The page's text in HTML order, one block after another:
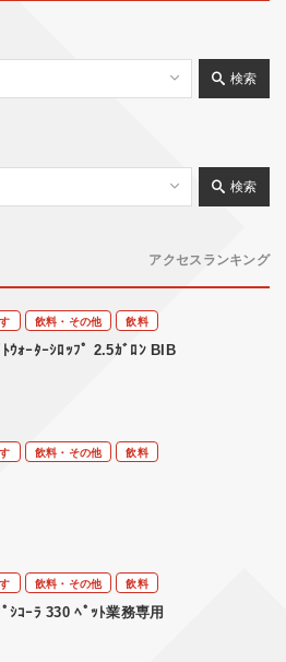
検索
検索
アクセスランキング
飲料・その他
飲料
ｳｫｰﾀｰｼﾛｯﾌﾟ 2.5ｶﾞﾛﾝ BIB
飲料・その他
飲料
飲料・その他
飲料
ｼｺｰﾗ 330 ﾍﾟｯﾄ業務専用